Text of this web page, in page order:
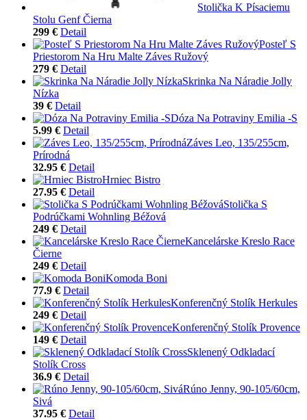
Stolička K Písaciemu
Stolu Genf Čierna
299 € Detail
Posteľ S
Priestorom Na Hru Malte Záves Ružový
279 € Detail
Skrinka Na Náradie Jolly
Nízka
39 € Detail
Dóza Na Potraviny Emilia -S
5.99 € Detail
Záves Leo, 135/255cm,
Prírodná
32.95 € Detail
Hrniec Bistro
27.95 € Detail
Stolička S
Podrúčkami Wohnling Béžová
249 € Detail
Kancelárske Kreslo Race
Čierne
249 € Detail
Komoda Boni
77.9 € Detail
Konferenčný Stolík Herkules
249 € Detail
Konferenčný Stolík Provence
149 € Detail
Sklenený Odkladací
Stolík Cross
36.9 € Detail
Rúno Jenny, 90-105/60cm,
Sivá
37.95 € Detail